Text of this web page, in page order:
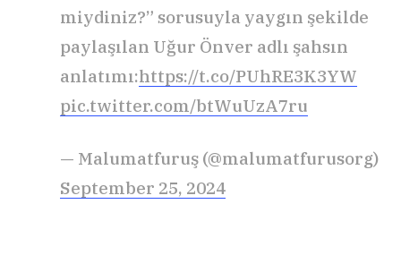
miydiniz?” sorusuyla yaygın şekilde
paylaşılan Uğur Önver adlı şahsın
anlatımı:https://t.co/PUhRE3K3YW
pic.twitter.com/btWuUzA7ru
— Malumatfuruş (@malumatfurusorg)
September 25, 2024